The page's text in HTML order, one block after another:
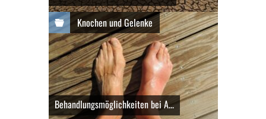
Knochen und Gelenke
Behandlungsmöglichkeiten bei A...